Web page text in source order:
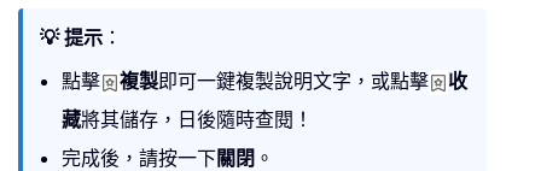
💡 提示 ：
點擊
複製即可一鍵複製說明文字，或點擊
收
藏將其儲存，日後隨時查閱！
完成後，請按一下關閉 。